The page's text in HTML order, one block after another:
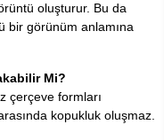
oluşturur. Bu da
bir görünüm anlamına
Mi?
çerçeve formları
kopukluk oluşmaz.